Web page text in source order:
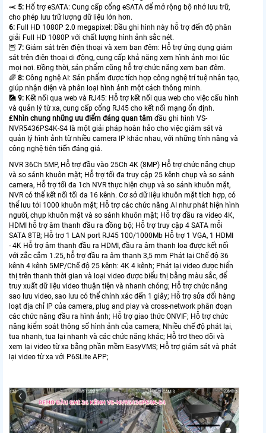
⥷ 5: Hổ trợ eSATA: Cung cấp cổng eSATA để mở rộng bộ nhớ lưu trữ,
cho phép lưu trữ lượng dữ liệu lớn hơn.
6: Full HD 1080P 2.0 megapixel: Đầu ghi hình này hỗ trợ đến độ phân
giải Full HD 1080P với chất lượng hình ảnh sắc nét.
🦉 7: Giám sát trên điện thoại và xem ban đêm: Hỗ trợ ứng dụng giám
sát trên điện thoại di động, cung cấp khả năng xem hình ảnh mọi lúc
mọi nơi. Đồng thời, sản phẩm cũng hỗ trợ chức năng xem ban đêm.
🌈 8: Công nghệ AI: Sản phẩm được tích hợp công nghệ trí tuệ nhân tạo,
giúp nhận diện và phân loại hình ảnh một cách thông minh.
🎑 9: Kết nối qua web và RJ45: Hỗ trợ kết nối qua web cho việc cấu hình
và quản lý từ xa, cung cấp cổng RJ45 cho kết nối mạng ổn định.
₤Nhìn chung những ưu điểm đáng quan tâm đầu ghi hình VS-
NVR5436PS4K-S4 là một giải pháp hoàn hảo cho việc giám sát và
quản lý hình ảnh từ nhiều camera IP khác nhau, với những tính năng và
công nghệ tiên tiến đáng giá.
NVR 36Ch 5MP, Hỗ trợ đầu vào 25Ch 4K (8MP) Hỗ trợ chức năng chụp
và so sánh khuôn mặt; Hỗ trợ tối đa truy cập 25 kênh chụp và so sánh
camera, Hỗ trợ tối đa 1ch NVR thực hiện chụp và so sánh khuôn mặt,
NVR có thể kết nối tối đa 16 kênh. Cơ sở dữ liệu khuôn mặt tích hợp, có
thể lưu tới 1000 khuôn mặt; Hỗ trợ các chức năng AI như phát hiện hình
người, chụp khuôn mặt và so sánh khuôn mặt; Hỗ trợ đầu ra video 4K,
HDMI hỗ trợ âm thanh đầu ra đồng bộ; Hỗ trợ truy cập 4 SATA mỗi
SATA 8TB; Hỗ trợ 1 LAN port RJ45 100/1000Mb Hỗ trợ 1 VGA, 1 HDMI
- 4K Hỗ trợ âm thanh đầu ra HDMI, đầu ra âm thanh loa được kết nối
với zắc cắm 1.25, hỗ trợ đầu ra âm thanh 3,5 mm Phát lại Chế độ 36
kênh 4 kênh 5MP/Chế độ 25 kênh: 4K 4 kênh; Phát lại video được hiển
thị trên thanh thời gian và loại video được biểu thị bằng màu sắc, để
truy xuất dữ liệu video thuận tiện và nhanh chóng; Hỗ trợ chức năng
sao lưu video, sao lưu có thể chính xác đến 1 giây; Hỗ trợ sửa đổi hàng
loạt địa chỉ IP của camera, plug and play và cross-network phân đoạn
các chức năng đầu ra hình ảnh; Hỗ trợ giao thức ONVIF; Hỗ trợ chức
năng kiểm soát thông số hình ảnh của camera; Nhiều chế độ phát lại,
tua nhanh, tua lại nhanh và các chức năng khác; Hỗ trợ theo dõi và
xem lại video từ xa bằng phần mềm EasyVMS; Hỗ trợ giám sát và phát
lại video từ xa với P6SLite APP;